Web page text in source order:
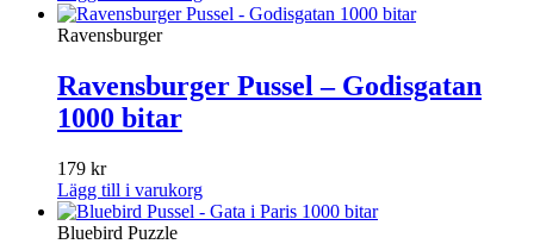
Ravensburger
Ravensburger Pussel – Godisgatan
1000 bitar
179 kr
Lägg till i varukorg
Bluebird Puzzle